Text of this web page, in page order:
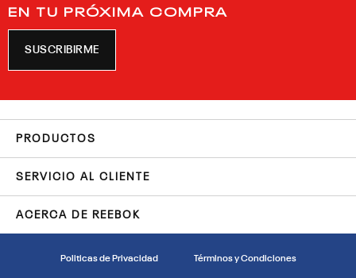
EN TU PRÓXIMA COMPRA
SUSCRIBIRME
PRODUCTOS
SERVICIO AL CLIENTE
ACERCA DE REEBOK
Politicas de Privacidad Términos y Condiciones